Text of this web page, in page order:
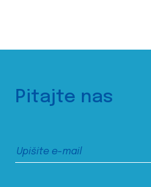
Pitajte nas